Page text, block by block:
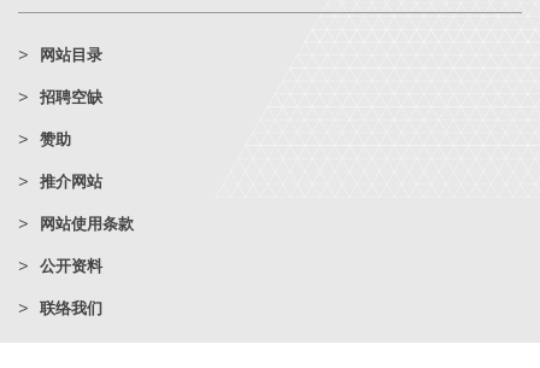
网站目录
招聘空缺
赞助
推介网站
网站使用条款
公开资料
联络我们